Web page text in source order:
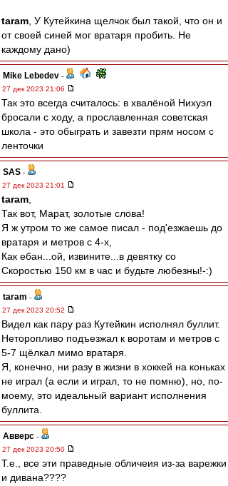
taram , У Кутейкина щелчок был такой, что он и
от своей синей мог вратаря пробить. Не
каждому дано)
Mike Lebedev -
27 дек 2023 21:06
Так это всегда считалось: в хвалёной Нихуэл
бросали с ходу, а прославленная советская
школа - это обыграть и завезти прям носом с
ленточки
SAS -
27 дек 2023 21:01
taram
Так вот, Марат, золотые слова!
Я ж утром то же самое писал - под'езжаешь до
вратаря и метров с 4-х,
Как ебан...ой, извините...в девятку со
Скоростью 150 км в час и будьте любезны!-:)
taram -
27 дек 2023 20:52
Видел как пару раз Кутейкин исполнял буллит.
Неторопливо подъезжал к воротам и метров с
5-7 щёлкал мимо вратаря.
Я, конечно, ни разу в жизни в хоккей на коньках
не играл (а если и играл, то не помню), но, по-
моему, это идеальный вариант исполнения
буллита.
Авверс -
27 дек 2023 20:50
Т.е., все эти праведные обличеия из-за варежки
и дивана????